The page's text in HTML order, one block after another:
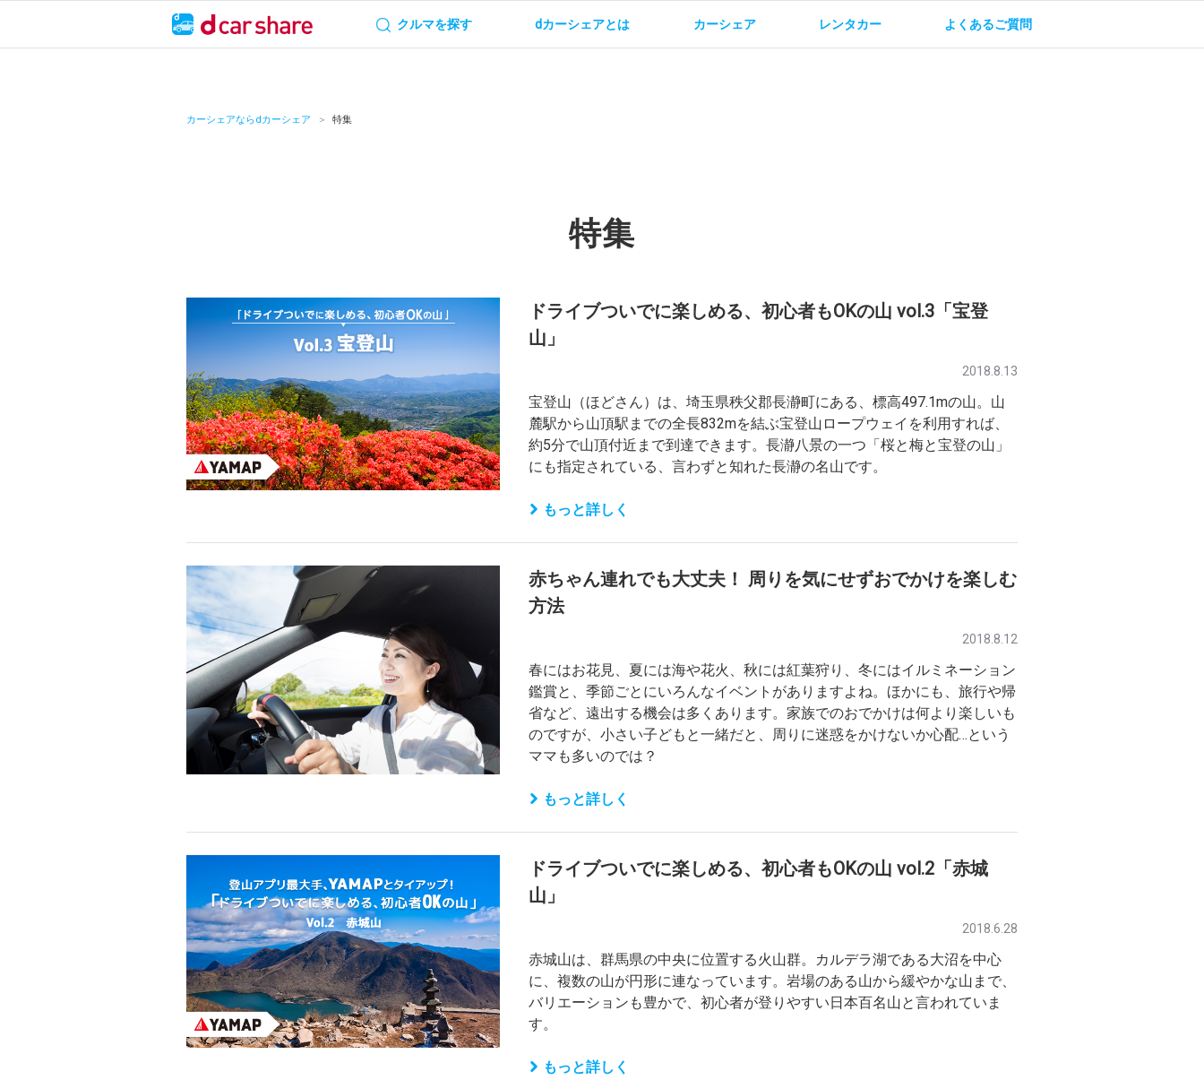
クルマを探す dカーシェアとは カーシェア レンタカー よくあるご質問
カーシェアならdカーシェア 特集
特集
ドライブついでに楽しめる、初心者もOKの山 vol.3「宝登
山」
2018.8.13
宝登山（ほどさん）は、埼玉県秩父郡長瀞町にある、標高497.1mの山。山
麓駅から山頂駅までの全長832mを結ぶ宝登山ロープウェイを利用すれば、
約5分で山頂付近まで到達できます。長瀞八景の一つ「桜と梅と宝登の山」
にも指定されている、言わずと知れた長瀞の名山です。
もっと詳しく
赤ちゃん連れでも大丈夫！ 周りを気にせずおでかけを楽しむ
方法
2018.8.12
春にはお花見、夏には海や花火、秋には紅葉狩り、冬にはイルミネーション
鑑賞と、季節ごとにいろんなイベントがありますよね。ほかにも、旅行や帰
省など、遠出する機会は多くあります。家族でのおでかけは何より楽しいも
のですが、小さい子どもと一緒だと、周りに迷惑をかけないか心配…という
ママも多いのでは？
もっと詳しく
ドライブついでに楽しめる、初心者もOKの山 vol.2「赤城
山」
2018.6.28
赤城山は、群馬県の中央に位置する火山群。カルデラ湖である大沼を中心
に、複数の山が円形に連なっています。岩場のある山から緩やかな山まで、
バリエーションも豊かで、初心者が登りやすい日本百名山と言われていま
す。
もっと詳しく
特集